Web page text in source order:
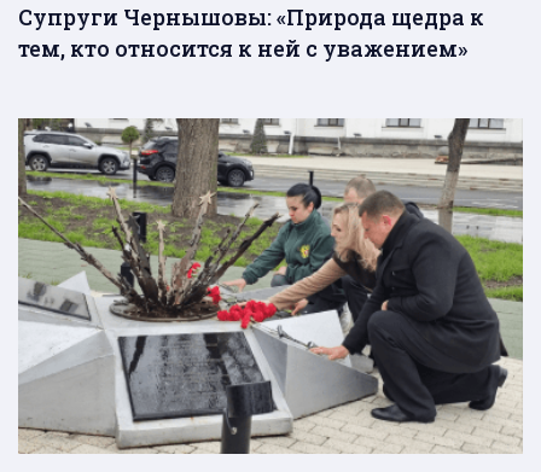
Супруги Чернышовы: «Природа щедра к
тем, кто относится к ней с уважением»